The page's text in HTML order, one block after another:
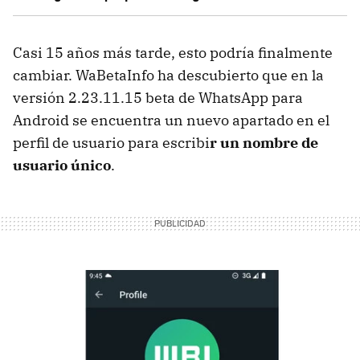
Casi 15 años más tarde, esto podría finalmente
cambiar. WaBetaInfo ha descubierto que en la
versión 2.23.11.15 beta de WhatsApp para
Android se encuentra un nuevo apartado en el
perfil de usuario para escribir un nombre de
usuario único.